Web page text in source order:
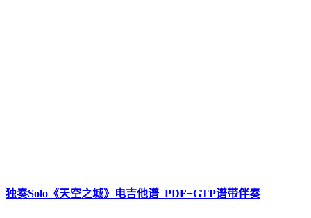
独奏Solo《天空之城》电吉他谱_PDF+GTP谱带伴奏